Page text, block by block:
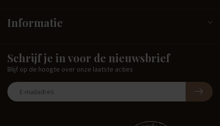
Informatie
Schrijf je in voor de nieuwsbrief
Blijf op de hoogte over onze laatste acties